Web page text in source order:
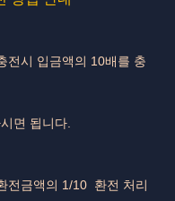
시 입금액의 10배를 충
면 됩니다.
전금액의 1/10 환전 처리